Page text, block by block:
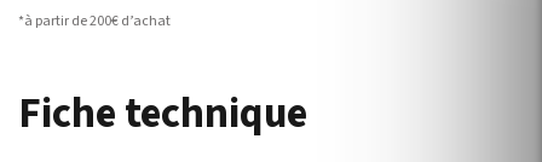
*à partir de 200€ d’achat
Fiche technique